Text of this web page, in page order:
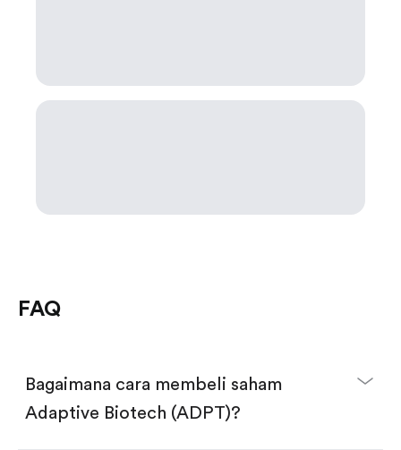
FAQ
Bagaimana cara membeli saham
Adaptive Biotech (ADPT)?